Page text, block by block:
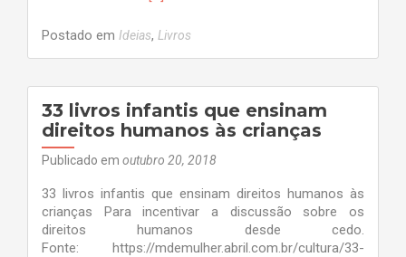
sobre5
ensinam
valores
às
crianças
Postado em Ideias, Livros
33 livros infantis que ensinam
direitos humanos às crianças
Publicado em outubro 20, 2018
33 livros infantis que ensinam direitos humanos às
crianças Para incentivar a discussão sobre os
direitos humanos desde cedo.
Fonte: https://mdemulher.abril.com.br/cultura/33-